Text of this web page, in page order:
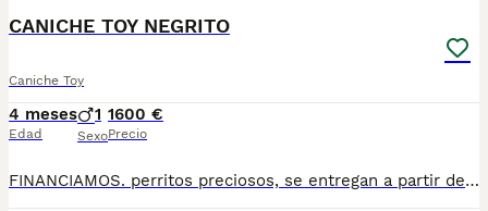
CANICHE TOY NEGRITO
Caniche Toy
4 meses
Edad
1
Sexo
1600 €
Precio
FINANCIAMOS. perritos preciosos, se entregan a partir de 2 meses y medio de edad, con mínimo 2 vacunas y 2 desparasitaciones. Se entregan con garantía vírica y genética. Con el microchip, su cartilla oficial, contrato de compra y factura. Compra responsablemente en un criador especializado, oficial y homologado con núcleo zoológico. Llámanos para más información. Los precios varían en función de la raza, edad, color y línea del cachorros